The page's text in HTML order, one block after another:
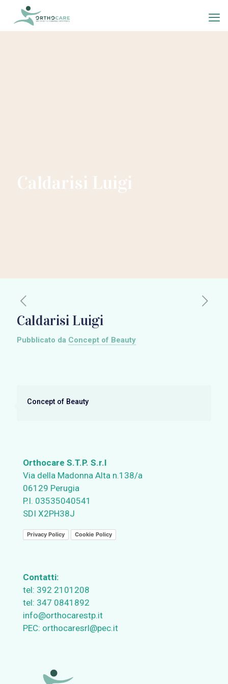
Caldarisi Luigi
Caldarisi Luigi
Pubblicato da Concept of Beauty
Concept of Beauty
Orthocare S.T.P. S.r.l
Via della Madonna Alta n.138/a
06129 Perugia
P.I. 03535040541
SDI X2PH38J
Privacy Policy Cookie Policy
Contatti:
tel: 392 2101208
tel: 347 0841892
info@orthocarestp.it
PEC: orthocaresrl@pec.it